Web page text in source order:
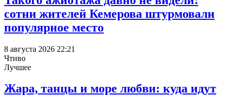
сотни жителей Кемерова штурмовали
популярное место
8 августа 2026 22:21
Чтиво
Лучшее
Жара, танцы и море любви: куда идут